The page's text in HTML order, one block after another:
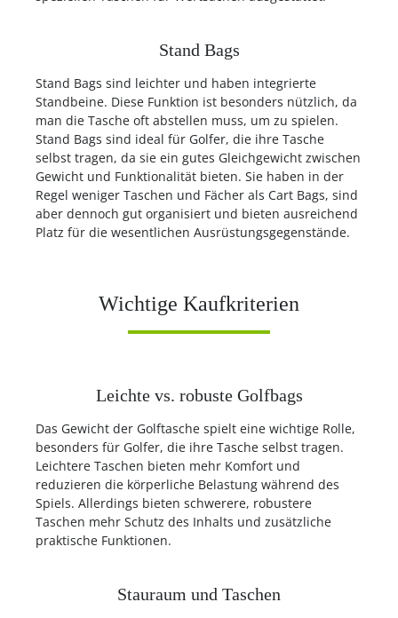
Stand Bags
Stand Bags sind leichter und haben integrierte
Standbeine. Diese Funktion ist besonders nützlich, da
man die Tasche oft abstellen muss, um zu spielen.
Stand Bags sind ideal für Golfer, die ihre Tasche
selbst tragen, da sie ein gutes Gleichgewicht zwischen
Gewicht und Funktionalität bieten. Sie haben in der
Regel weniger Taschen und Fächer als Cart Bags, sind
aber dennoch gut organisiert und bieten ausreichend
Platz für die wesentlichen Ausrüstungsgegenstände.
Wichtige Kaufkriterien
Leichte vs. robuste Golfbags
Das Gewicht der Golftasche spielt eine wichtige Rolle,
besonders für Golfer, die ihre Tasche selbst tragen.
Leichtere Taschen bieten mehr Komfort und
reduzieren die körperliche Belastung während des
Spiels. Allerdings bieten schwerere, robustere
Taschen mehr Schutz des Inhalts und zusätzliche
praktische Funktionen.
Stauraum und Taschen